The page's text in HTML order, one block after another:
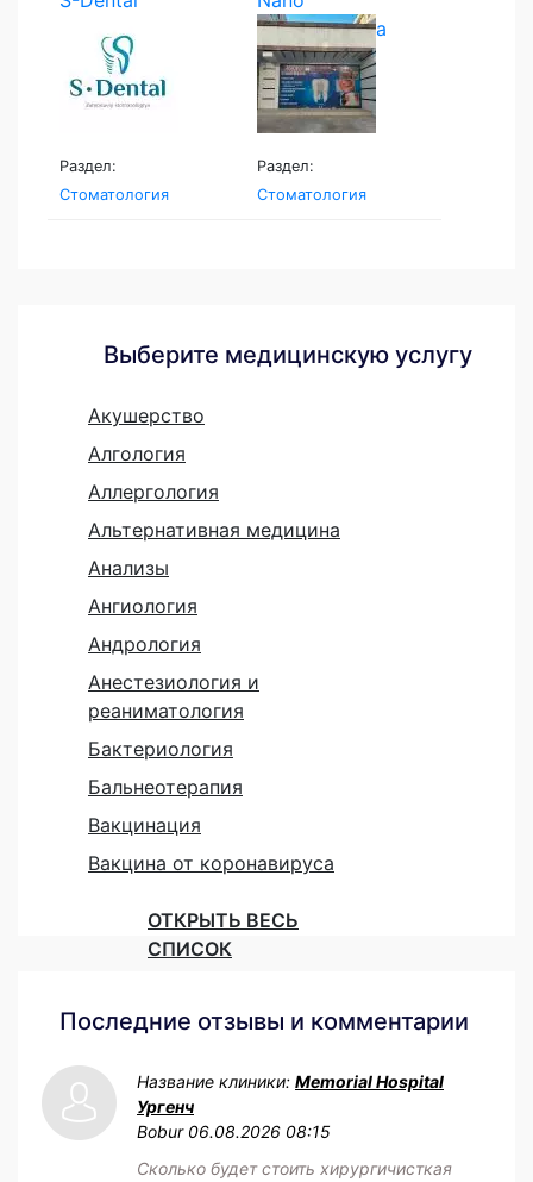
Раздел:
Стоматология
stomatologiya
Раздел:
Стоматология
Выберите медицинскую услугу
Акушерство
Алгология
Аллергология
Альтернативная медицина
Анализы
Ангиология
Андрология
Анестезиология и
реаниматология
Бактериология
Бальнеотерапия
Вакцинация
Вакцина от коронавируса
ОТКРЫТЬ ВЕСЬ
СПИСОК
Последние отзывы и комментарии
Название клиники: Memorial Hospital
Ургенч
Bobur 06.08.2026 08:15
Сколько будет стоить хирургичисткая